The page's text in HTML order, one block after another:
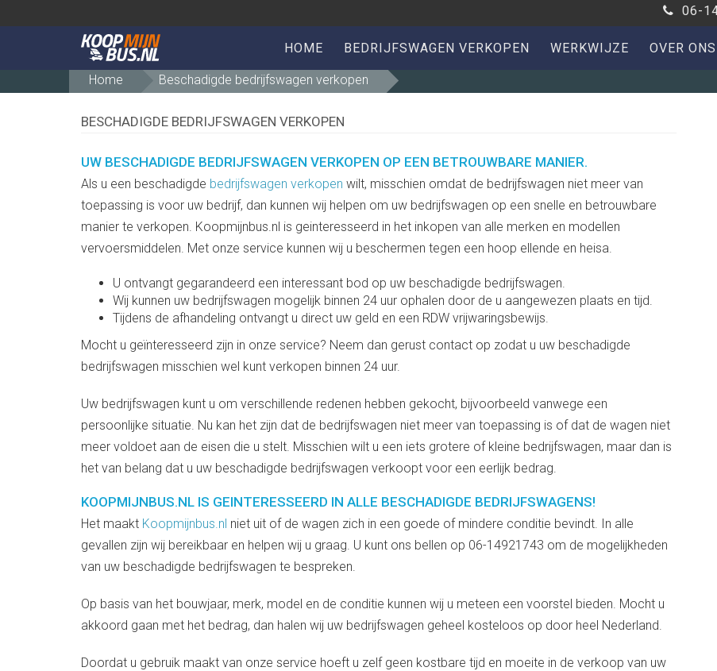
06-
HOME BEDRIJFSWAGEN VERKOPEN WERKWIJZE OVER ONS
Home Beschadigde bedrijfswagen verkopen
BESCHADIGDE BEDRIJFSWAGEN VERKOPEN
UW BESCHADIGDE BEDRIJFSWAGEN VERKOPEN OP EEN BETROUWBARE MANIER.
Als u een beschadigde bedrijfswagen verkopen wilt, misschien omdat de bedrijfswagen niet meer van
toepassing is voor uw bedrijf, dan kunnen wij helpen om uw bedrijfswagen op een snelle en betrouwbare
manier te verkopen. Koopmijnbus.nl is geinteresseerd in het inkopen van alle merken en modellen
vervoersmiddelen. Met onze service kunnen wij u beschermen tegen een hoop ellende en heisa.
U ontvangt gegarandeerd een interessant bod op uw beschadigde bedrijfswagen.
Wij kunnen uw bedrijfswagen mogelijk binnen 24 uur ophalen door de u aangewezen plaats en tijd.
Tijdens de afhandeling ontvangt u direct uw geld en een RDW vrijwaringsbewijs.
Mocht u geïnteresseerd zijn in onze service? Neem dan gerust contact op zodat u uw beschadigde
bedrijfswagen misschien wel kunt verkopen binnen 24 uur.
Uw bedrijfswagen kunt u om verschillende redenen hebben gekocht, bijvoorbeeld vanwege een
persoonlijke situatie. Nu kan het zijn dat de bedrijfswagen niet meer van toepassing is of dat de wagen niet
meer voldoet aan de eisen die u stelt. Misschien wilt u een iets grotere of kleine bedrijfswagen, maar dan is
het van belang dat u uw beschadigde bedrijfswagen verkoopt voor een eerlijk bedrag.
KOOPMIJNBUS.NL IS GEINTERESSEERD IN ALLE BESCHADIGDE BEDRIJFSWAGENS!
Het maakt Koopmijnbus.nl niet uit of de wagen zich in een goede of mindere conditie bevindt. In alle
gevallen zijn wij bereikbaar en helpen wij u graag. U kunt ons bellen op 06-14921743 om de mogelijkheden
van uw beschadigde bedrijfswagen te bespreken.
Op basis van het bouwjaar, merk, model en de conditie kunnen wij u meteen een voorstel bieden. Mocht u
akkoord gaan met het bedrag, dan halen wij uw bedrijfswagen geheel kosteloos op door heel Nederland.
Doordat u gebruik maakt van onze service hoeft u zelf geen kostbare tijd en moeite in de verkoop van uw